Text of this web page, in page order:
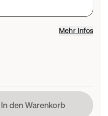
Mehr Infos
In den Warenkorb